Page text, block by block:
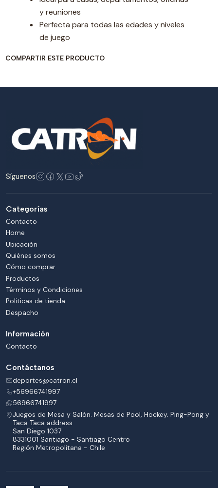
y reuniones
Perfecta para todas las edades y niveles
de juego
COMPARTIR ESTE PRODUCTO
Síguenos
Categorías
Contacto
Home
Ubicación
Quiénes somos
Cómo comprar
Productos
Términos y Condiciones
Políticas de tienda
Despacho
Información
Contacto
Contáctanos
deportes@catron.cl
+56966741997
56966741997
Juegos de Mesa y Salón. Mesas de Pool, Hockey. Ping-Pong y
Taca Taca address
San Diego 1037
8331001 Santiago - Santiago Centro
Región Metropolitana - Chile